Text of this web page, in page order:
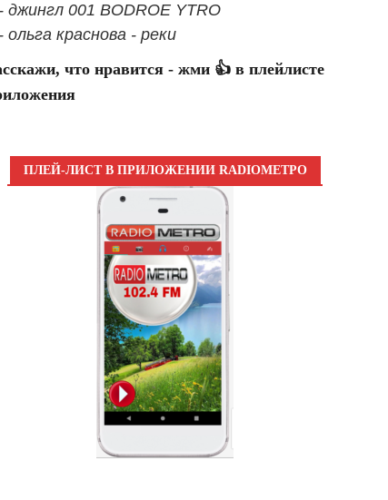
джингл 001 BODROE YTRO
ольга краснова - реки
что нравится - жми 👍 в плейлисте
ПЛЕЙ-ЛИСТ В ПРИЛОЖЕНИИ RADIOМЕТРО